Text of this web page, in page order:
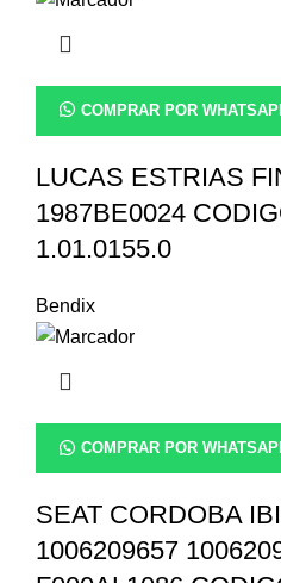
COMPRAR POR
LUCAS ESTRIAS
1987BE0024
1.01.0155.0
Bendix
COMPRAR POR
SEAT CORDOBA
1006209657